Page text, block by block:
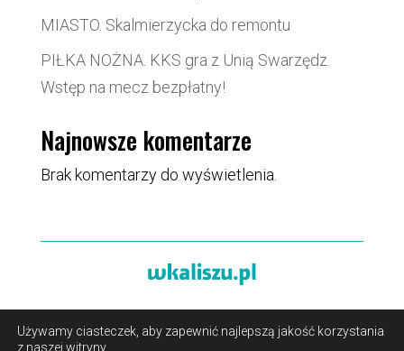
MIASTO. Skalmierzycka do remontu
PIŁKA NOŻNA. KKS gra z Unią Swarzędz.
Wstęp na mecz bezpłatny!
Najnowsze komentarze
Brak komentarzy do wyświetlenia.
O portalu/Reklama/ Polityka prywatności i pliki cookies
Używamy ciasteczek, aby zapewnić najlepszą jakość korzystania
z naszej witryny.